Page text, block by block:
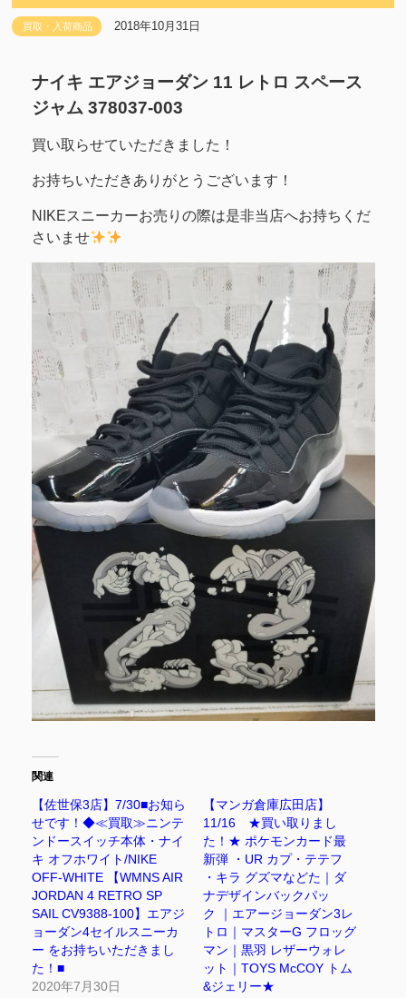
買取・入荷商品 2018年10月31日
ナイキ エアジョーダン 11 レトロ スペース
ジャム 378037-003
買い取らせていただきました！
お持ちいただきありがとうございます！
NIKEスニーカーお売りの際は是非当店へお持ちくだ
さいませ
関連
【佐世保3店】7/30■お知ら
せです！◆≪買取≫ニンテ
ンドースイッチ本体・ナイ
キ オフホワイト/NIKE
OFF-WHITE 【WMNS AIR
JORDAN 4 RETRO SP
SAIL CV9388-100】エアジ
ョーダン4セイルスニーカ
ー をお持ちいただきまし
た！■
2020年7月30日
【マンガ倉庫広田店】
11/16 ★買い取りまし
た！★ ポケモンカード最
新弾 ・UR カプ・テテフ
・キラ グズマなどた｜ダ
ナデザインバックパッ
ク ｜エアージョーダン3レ
トロ｜マスターG フロッグ
マン｜黒羽 レザーウォレ
ット｜TOYS McCOY トム
&ジェリー★